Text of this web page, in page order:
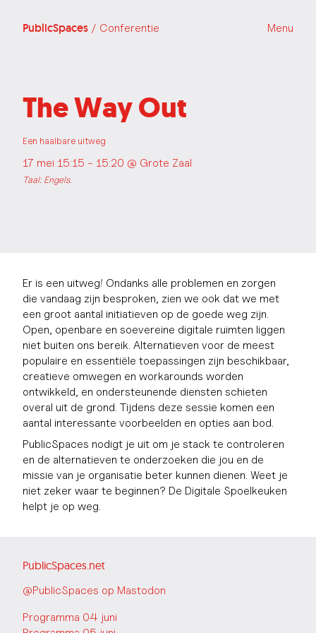
PublicSpaces / Conferentie Menu
The Way Out
Een haalbare uitweg
17 mei 15:15 - 15:20 @ Grote Zaal
Taal: Engels.
Er is een uitweg! Ondanks alle problemen en zorgen
die vandaag zijn besproken, zien we ook dat we met
een groot aantal initiatieven op de goede weg zijn.
Open, openbare en soevereine digitale ruimten liggen
niet buiten ons bereik. Alternatieven voor de meest
populaire en essentiële toepassingen zijn beschikbaar,
creatieve omwegen en workarounds worden
ontwikkeld, en ondersteunende diensten schieten
overal uit de grond. Tijdens deze sessie komen een
aantal interessante voorbeelden en opties aan bod.
PublicSpaces nodigt je uit om je stack te controleren
en de alternatieven te onderzoeken die jou en de
missie van je organisatie beter kunnen dienen. Weet je
niet zeker waar te beginnen? De Digitale Spoelkeuken
helpt je op weg.
PublicSpaces.net
@PublicSpaces op Mastodon
Programma 04 juni